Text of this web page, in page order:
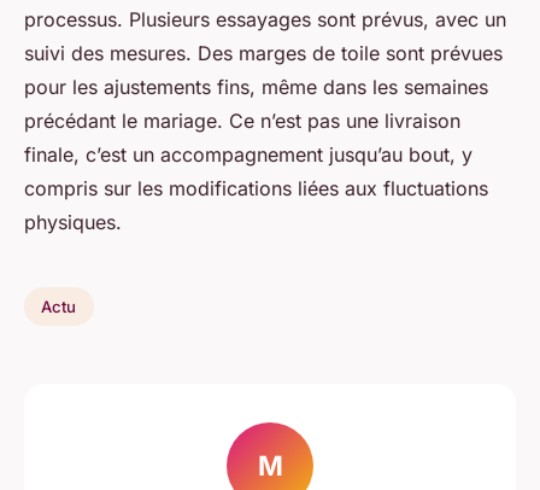
processus. Plusieurs essayages sont prévus, avec un
suivi des mesures. Des marges de toile sont prévues
pour les ajustements fins, même dans les semaines
précédant le mariage. Ce n’est pas une livraison
finale, c’est un accompagnement jusqu’au bout, y
compris sur les modifications liées aux fluctuations
physiques.
Actu
M